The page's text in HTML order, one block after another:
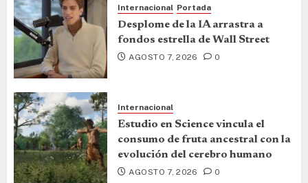
Internacional Portada
Desplome de la IA arrastra a
fondos estrella de Wall Street
AGOSTO 7, 2026 0
Internacional
Estudio en Science vincula el
consumo de fruta ancestral con la
evolución del cerebro humano
AGOSTO 7, 2026 0